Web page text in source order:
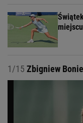
1/15 Zbigniew